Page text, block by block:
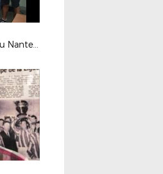
Futsal : retour sur la naissance du Nantes Métropole Futsal (D1)